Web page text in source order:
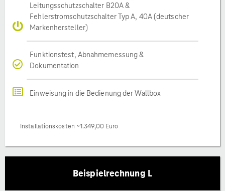
Leitungsschutzschalter B20A &
Fehlerstromschutzschalter Typ A, 40A (deutscher
Markenhersteller)
Funktionstest, Abnahmemessung &
Dokumentation
Einweisung in die Bedienung der Wallbox
Installationskosten ~1.349,00 Euro
Beispielrechnung L